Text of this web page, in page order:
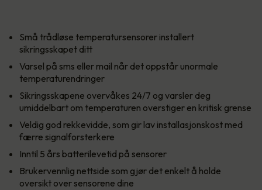
Små trådløse temperatursensorer installert
sikringsskapet ditt
Varsel på sms eller mail når det oppstår unormale
temperaturendringer
Sikringsskapene overvåkes 24/7 og varsler deg
umiddelbart om temperaturen overstiger en kritisk grense
Veldig god rekkevidde, som gir lav installasjonskost med
færre signalforsterkere
Inntil 5 års batterilevetid på sensorer
Brukervennlig nettside som gjør det enkelt å holde
oversikt over sensorene dine